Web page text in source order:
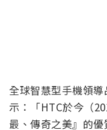
全球智慧型手機領
示：「HTC於今（
最、傳奇之美』的